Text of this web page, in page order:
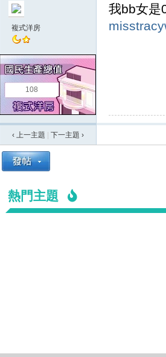
複式洋房
108
我bb女是
‹ 上一主題 下一主題 ›
熱門主題